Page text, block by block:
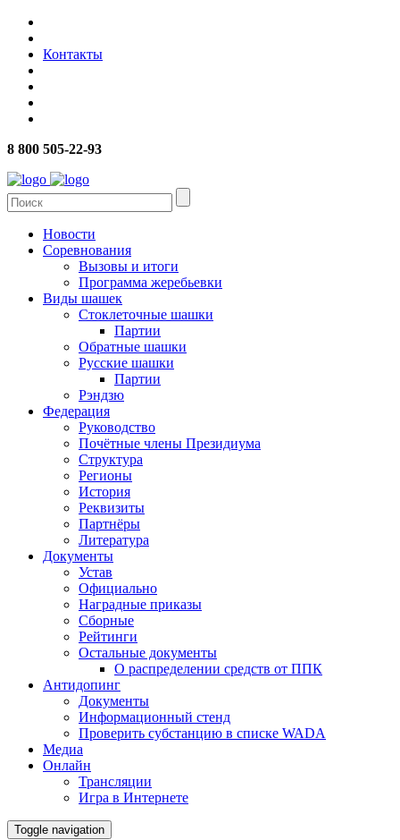
Контакты
8 800 505-22-93
Новости
Соревнования
Вызовы и итоги
Программа жеребьевки
Виды шашек
Стоклеточные шашки
Партии
Обратные шашки
Русские шашки
Партии
Рэндзю
Федерация
Руководство
Почётные члены Президиума
Структура
Регионы
История
Реквизиты
Партнёры
Литература
Документы
Устав
Официально
Наградные приказы
Сборные
Рейтинги
Остальные документы
О распределении средств от ППК
Антидопинг
Документы
Информационный стенд
Проверить субстанцию в списке WADA
Медиа
Онлайн
Трансляции
Игра в Интернете
Toggle navigation